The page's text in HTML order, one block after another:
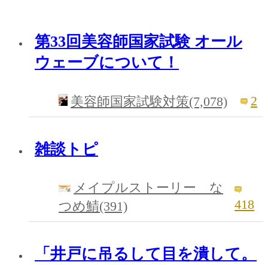
第33回美容師国家試験 オール
ウェーブについて！
美容師国家試験対策(7,078) 2
雑談トピ
メイプルストーリー な
つめ鯖(391)
418
「井戸に吊るして目を潰して。